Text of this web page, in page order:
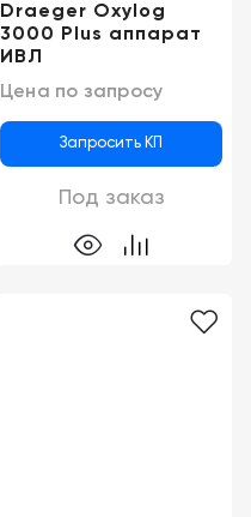
Draeger Oxylog
3000 Plus аппарат
ИВЛ
Цена по запросу
Запросить КП
Под заказ